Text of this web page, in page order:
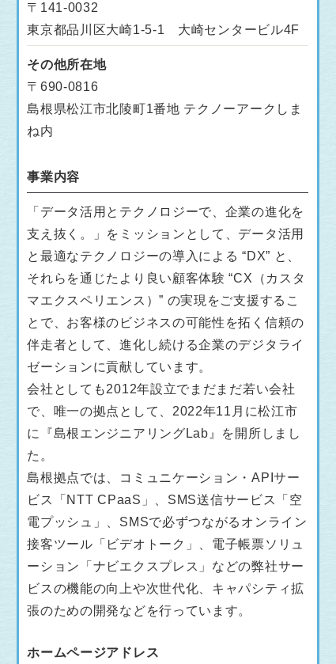
〒141-0032
東京都品川区大崎1-5-1 大崎センタービル4F
その他所在地
〒690-0816
島根県松江市北陵町1番地 テクノーアークしま
ね内
事業内容
「データ活用とテクノロジーで、企業の進化を
支え抜く。」をミッションとして、データ活用
と最適なテクノロジーの導入による “DX” と、
それらを通じたより良い顧客体験 “CX（カスタ
マエクスペリエンス）” の実現をご支援するこ
とで、お客様のビジネスの可能性を拓く信頼の
伴走者として、進化し続ける企業のデジタライ
ゼーションに貢献しています。
会社としても2012年設立でまだまだ若い会社
で、唯一の拠点として、2022年11月に松江市
に『島根エンジニアリングLab』を開所しまし
た。
島根拠点では、コミュニケーション・APIサー
ビス「NTT CPaaS」、SMS送信サービス「空
電プッシュ」、SMSで必ずつながるオンライン
接客ツール「ビデオトーク」、電子帳票ソリュ
ーション「ナビエクスプレス」などの弊社サー
ビスの機能の向上や次世代化、キャパシティ拡
張のための開発などを行っています。
ホームページアドレス